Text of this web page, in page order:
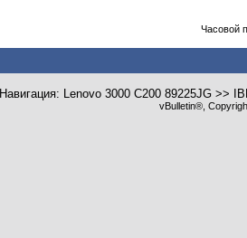
Часовой
Навигация: Lenovo 3000 C200 89225JG >>
vBulletin®,